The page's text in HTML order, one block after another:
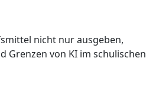
nicht nur ausgeben,
von KI im schulischen